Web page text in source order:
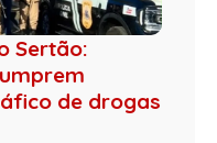
Sertão:
de drogas